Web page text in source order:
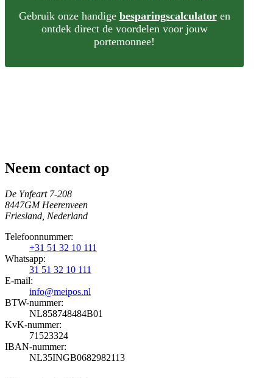
Gebruik onze handige besparingscalculatoren
ontdek direct de voordelen voor jouw
portemonnee!
Neem contact op
De Ynfeart 7-208
8447GM Heerenveen
Friesland, Nederland
Telefoonnummer:
+31 51 32 10 111
Whatsapp:
31 51 32 10 111
E-mail:
info@meipos.nl
BTW-nummer:
NL858748484B01
KvK-nummer:
71523324
IBAN-nummer:
NL35INGB0682982113